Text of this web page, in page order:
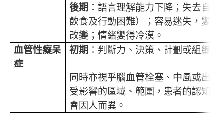
後期 ：語言理解能力下降；失去自
飲食及行動困難）；容易迷失，變
改變；情緒變得冷漠。
血管性癡呆
症
初期 ：判斷力、決策、計劃或組織
同時亦視乎腦血管栓塞、中風或出
受影響的區域、範圍，患者的認知
會因人而異。